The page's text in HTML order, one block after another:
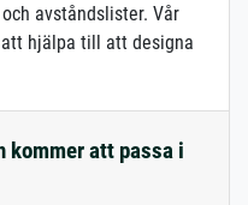
avståndslister. Vår
hjälpa till att designa
kommer att passa i